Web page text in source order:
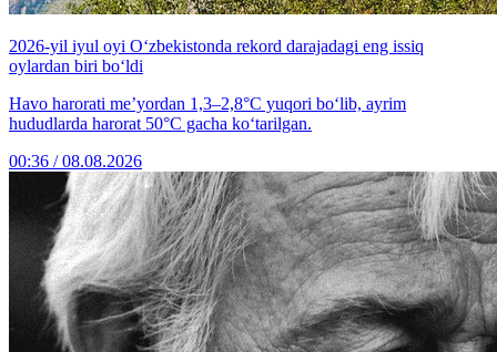
2026-yil iyul oyi O‘zbekistonda rekord darajadagi eng issiq
oylardan biri bo‘ldi
Havo harorati me’yordan 1,3–2,8°C yuqori bo‘lib, ayrim
hududlarda harorat 50°C gacha ko‘tarilgan.
00:36 / 08.08.2026